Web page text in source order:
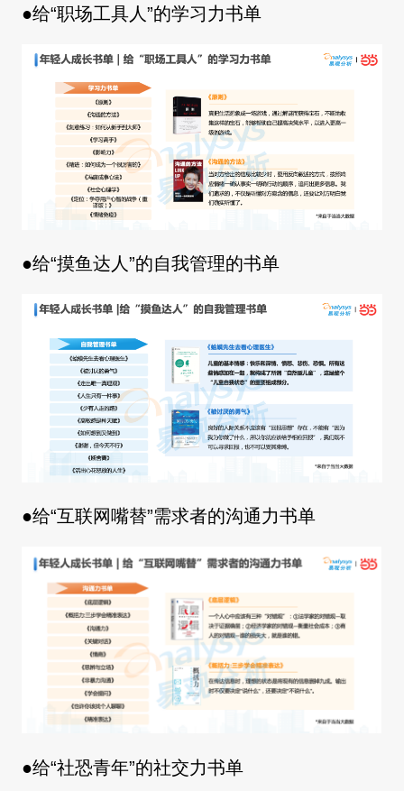
●给“职场工具人”的学习力书单
●给“摸鱼达人”的自我管理的书单
●给“互联网嘴替”需求者的沟通力书单
●给“社恐青年”的社交力书单